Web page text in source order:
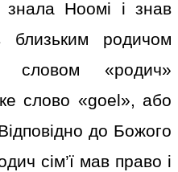
Ноомі і знав
родичом
«родич»
слово «goel», або
до Божого
сім’ї мав право і